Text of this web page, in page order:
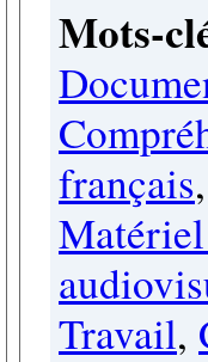
Mots-
français
Travail,